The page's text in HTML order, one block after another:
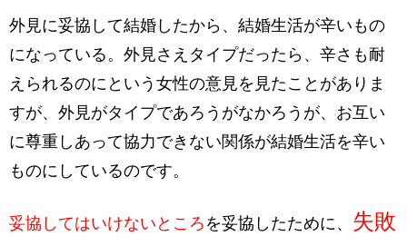
外見に妥協して結婚したから、結婚生活が辛いもの
になっている。外見さえタイプだったら、辛さも耐
えられるのにという女性の意見を見たことがありま
すが、外見がタイプであろうがなかろうが、お互い
に尊重しあって協力できない関係が結婚生活を辛い
ものにしているのです。
妥協してはいけないところ を妥協したために、 失敗